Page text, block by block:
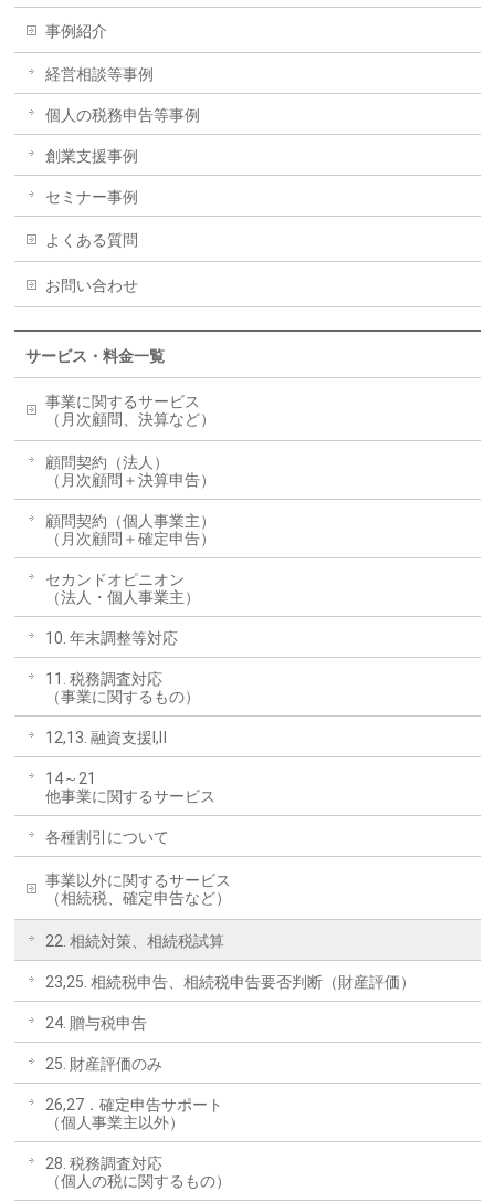
事例紹介
経営相談等事例
個人の税務申告等事例
創業支援事例
セミナー事例
よくある質問
お問い合わせ
サービス・料金一覧
事業に関するサービス
（月次顧問、決算など）
顧問契約（法人）
（月次顧問＋決算申告）
顧問契約（個人事業主）
（月次顧問＋確定申告）
セカンドオピニオン
（法人・個人事業主）
10. 年末調整等対応
11. 税務調査対応
（事業に関するもの）
12,13. 融資支援Ⅰ,Ⅱ
14～21
他事業に関するサービス
各種割引について
事業以外に関するサービス
（相続税、確定申告など）
22. 相続対策、相続税試算
23,25. 相続税申告、相続税申告要否判断（財産評価）
24. 贈与税申告
25. 財産評価のみ
26,27．確定申告サポート
（個人事業主以外）
28. 税務調査対応
（個人の税に関するもの）